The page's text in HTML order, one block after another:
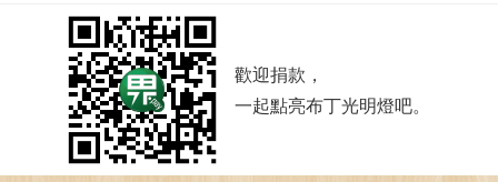
歡迎捐款，
一起點亮布丁光明燈吧。